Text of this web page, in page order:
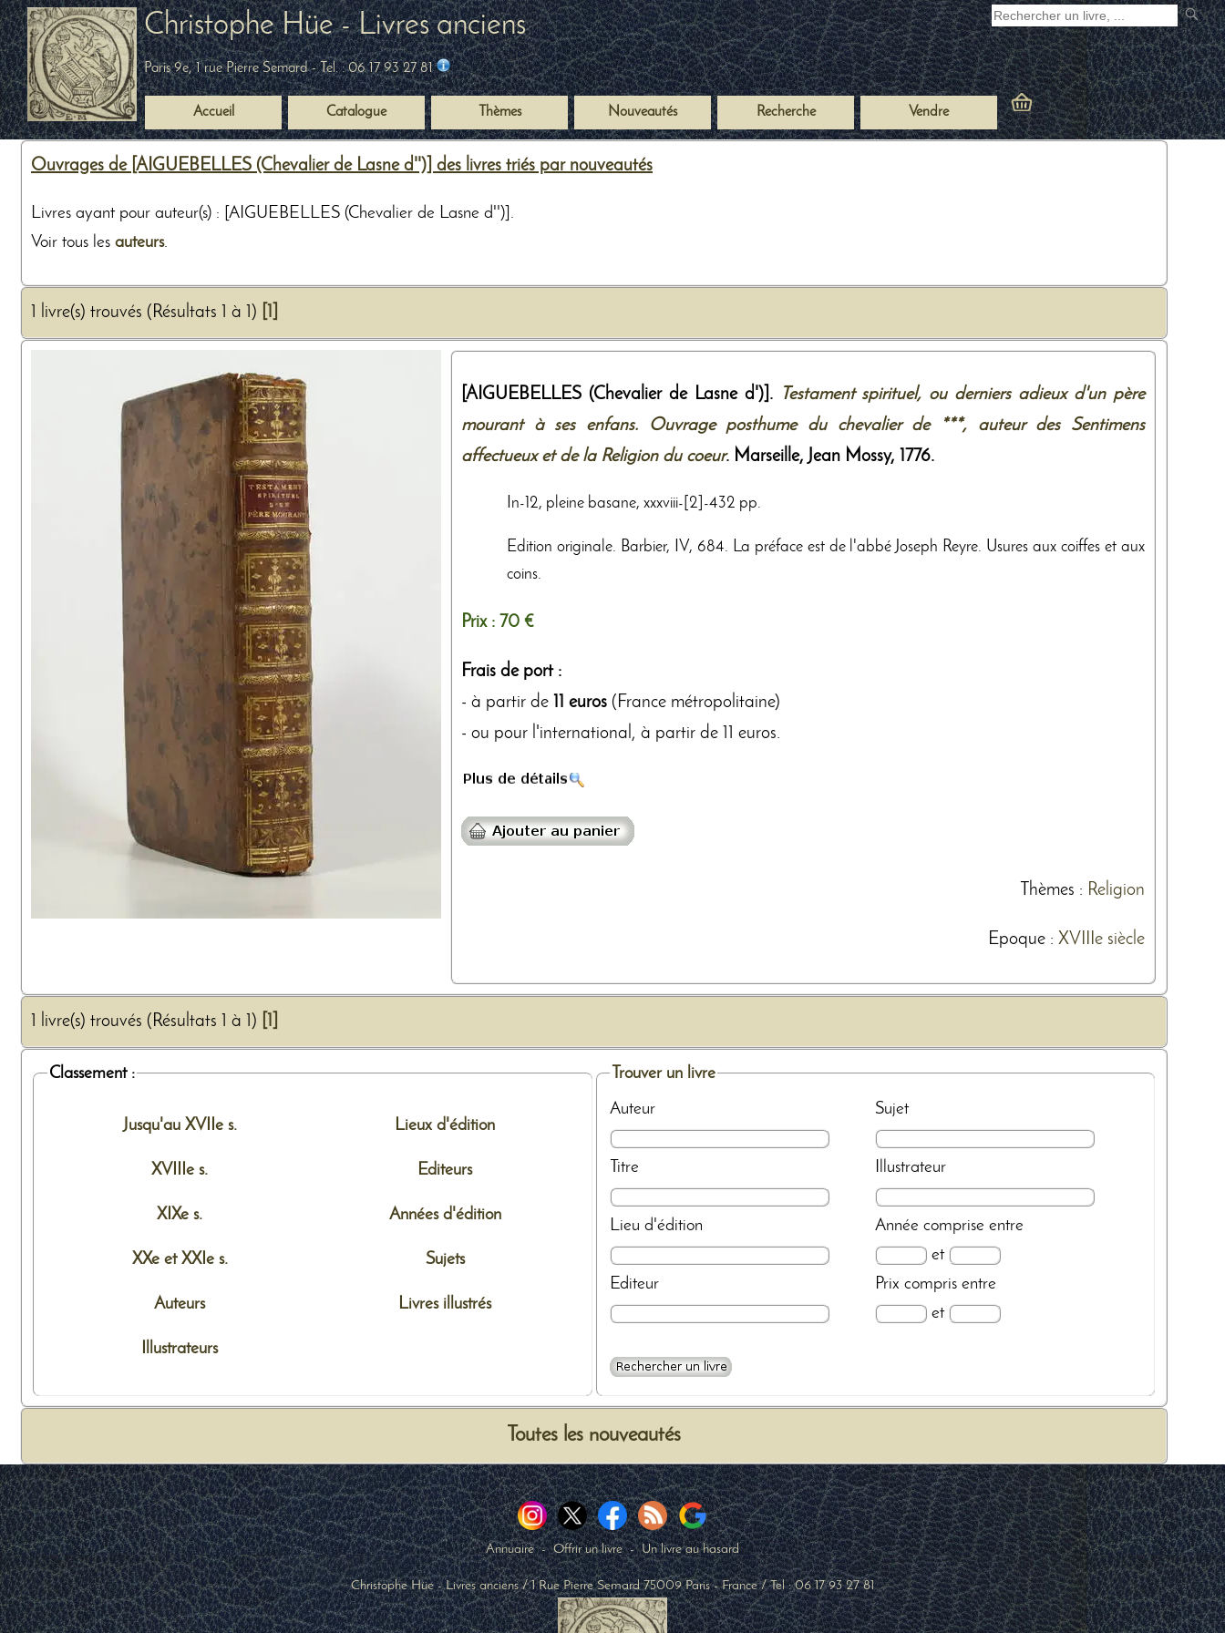
Christophe Hüe - Livres anciens
Paris 9e, 1 rue Pierre Semard- Tel. :06 17 93 27 81
Accueil Catalogue Thèmes Nouveautés Recherche Vendre
Ouvrages de [AIGUEBELLES (Chevalier de Lasne d'')] des livres triés par nouveautés
Livres ayant pour auteur(s) : [AIGUEBELLES (Chevalier de Lasne d'')].
Voir tous les auteurs.
1 livre(s) trouvés (Résultats 1 à 1)
[AIGUEBELLES (Chevalier de Lasne d')]. Testament spirituel, ou derniers adieux d'un père
mourant à ses enfans. Ouvrage posthume du chevalier de ***, auteur des Sentimens
affectueux et de la Religion du coeur. Marseille, Jean Mossy, 1776.
In-12, pleine basane, xxxviii-[2]-432 pp.
Edition originale. Barbier, IV, 684. La préface est de l'abbé Joseph Reyre. Usures aux coiffes et aux
coins.
Prix : 70 €
Frais de port :
- à partir de 11 euros (France métropolitaine)
- ou pour l'international, à partir de 11 euros.
Thèmes : Religion
Epoque : XVIIIe siècle
1 livre(s) trouvés (Résultats 1 à 1)
Classement :
Jusqu'au XVIIe s.
XVIIIe s.
XIXe s.
XXe et XXIe s.
Auteurs
Illustrateurs
Lieux d'édition
Editeurs
Années d'édition
Sujets
Livres illustrés
Trouver un livre
Auteur
Titre
Lieu d'édition
Editeur
Sujet
Illustrateur
Année comprise entre
et
Prix compris entre
et
Toutes les nouveautés
Annuaire-Offrir un livre-Un livre au hasard
Christophe Hüe - Livres anciens /1 Rue Pierre Semard 75009 Paris-France / Tel :06 17 93 27 81